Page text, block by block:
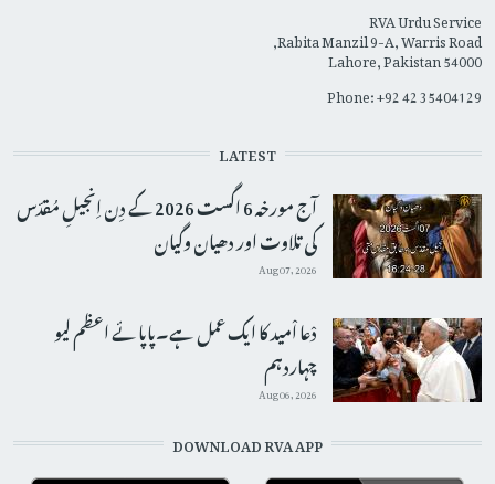
RVA Urdu Service
Rabita Manzil 9-A, Warris Road,
Lahore, Pakistan 54000
Phone: +92 42 35404129
LATEST
آج مورخہ 6 اگست 2026 کے دِن اِنجیلِ مُقدّس
کی تلاوت اور دھیان وگیان
Aug 07, 2026
دْعا اْمید کا ایک عمل ہے۔پاپائے اعظم لیو
چہاردہم
Aug 06, 2026
DOWNLOAD RVA APP